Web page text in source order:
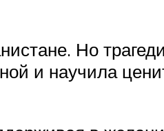
Но
и научила